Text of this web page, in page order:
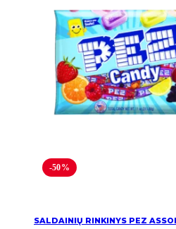
-50%
SALDAINIŲ RINKINYS PEZ